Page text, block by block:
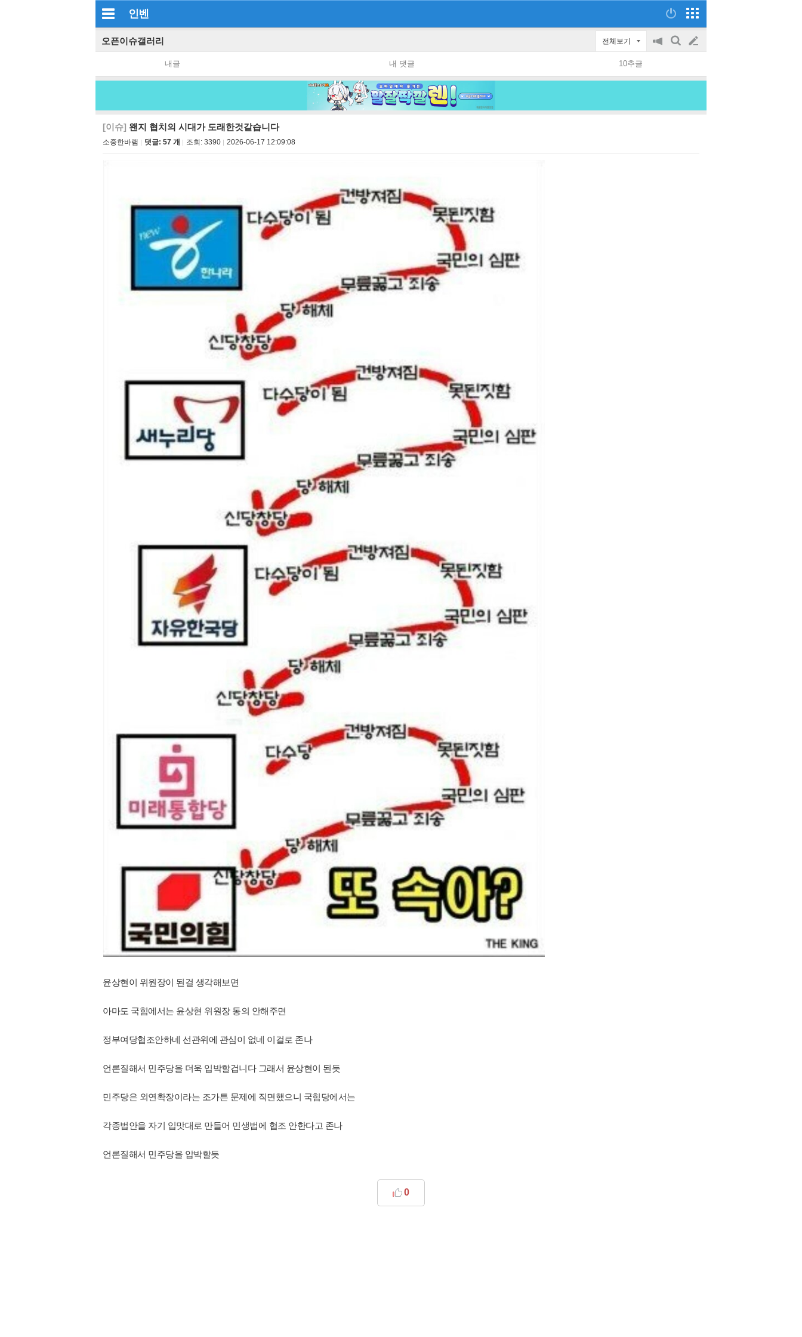
인벤
오픈이슈갤러리 전체보기
공
on/off
검
글
쓰
내글 내 댓글 10추글
[이슈] 왠지 협치의 시대가 도래한것같습니다
소중한바램 댓글: 57 개 조회: 3390 2026-06-17 12:09:08
윤상현이 위원장이 된걸 생각해보면
아마도 국힘에서는 윤상현 위원장 동의 안해주면
정부여당협조안하네 선관위에 관심이 없네 이걸로 존나
언론질해서 민주당을 더욱 입박할겁니다 그래서 윤상현이 된듯
민주당은 외연확장이라는 조가튼 문제에 직면했으니 국힘당에서는
각종법안을 자기 입맛대로 만들어 민생법에 협조 안한다고 존나
언론질해서 민주당을 압박할듯
0